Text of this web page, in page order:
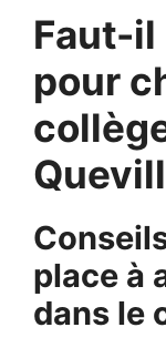
Faut-il
pour
place à
dans le